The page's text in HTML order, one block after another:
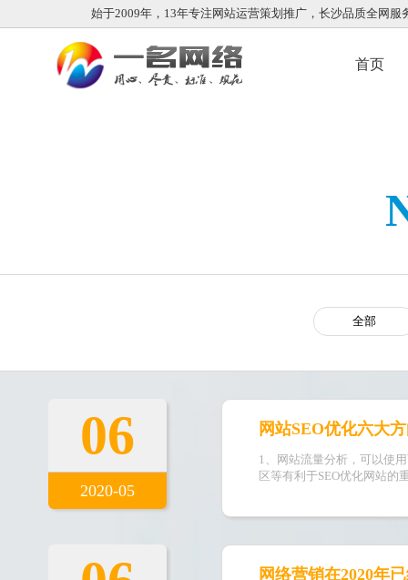
始于2009年，13年专注网站运营策划推广，长沙品质全网服
首页
全部
06
2020-05
网站SEO优化六大
1、网站流量分析，可以使
区等有利于SEO优化网站的
网络营销在2020年